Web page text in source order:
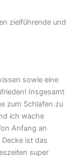
zielführende und
sowie eine
Insgesamt
zum Schlafen zu
ich wache
Anfang an
ist das
super